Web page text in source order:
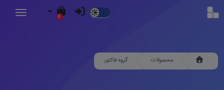
Dark
0
محصولات گروه فاکتور